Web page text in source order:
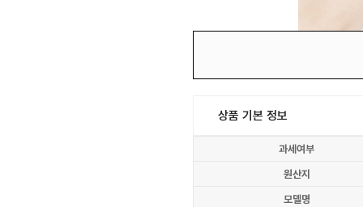
상품 기본 정보
과세여부
원산지
모델명